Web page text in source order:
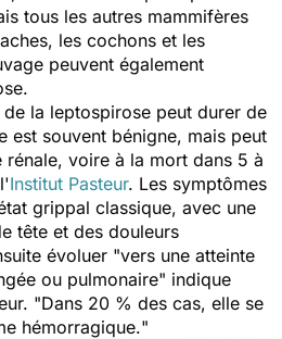
tous les autres mammifères
les cochons et les
peuvent également
la leptospirose peut durer de
est souvent bénigne, mais peut
rénale, voire à la mort dans 5 à
Institut Pasteur. Les symptômes
grippal classique, avec une
tête et des douleurs
évoluer "vers une atteinte
ou pulmonaire" indique
"Dans 20 % des cas, elle se
hémorragique."